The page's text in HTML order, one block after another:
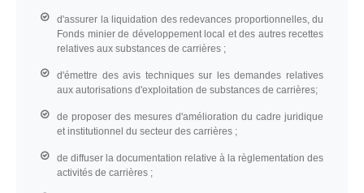
d'assurer la liquidation des redevances proportionnelles, du
Fonds minier de développement local et des autres recettes
relatives aux substances de carrières ;
d'émettre des avis techniques sur les demandes relatives
aux autorisations d'exploitation de substances de carrières;
de proposer des mesures d'amélioration du cadre juridique
et institutionnel du secteur des carrières ;
de diffuser la documentation relative à la règlementation des
activités de carrières ;